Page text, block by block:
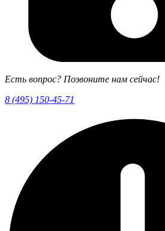
Есть вопрос? Позвоните нам сейчас!
8 (495) 150-45-71